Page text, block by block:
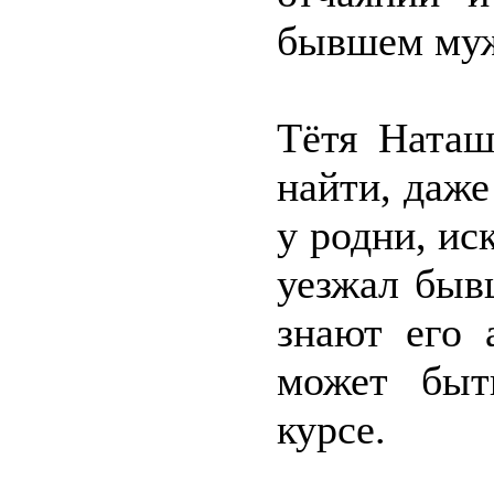
бывшем
Тётя
найти, даже
у родни,
уезжал
знают его
может
курсе.